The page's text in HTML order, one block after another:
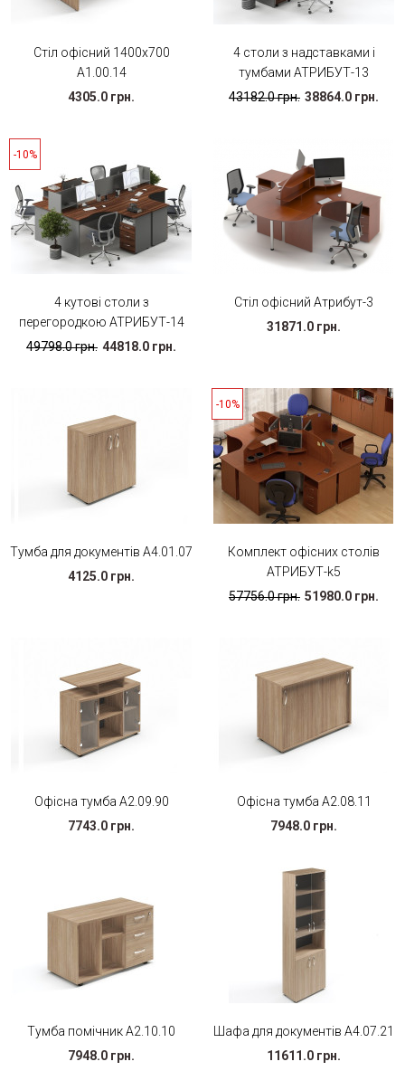
Стіл офісний 1400х700
А1.00.14
4305.0 грн.
4 столи з надставками і
тумбами АТРИБУТ-13
43182.0 грн. 38864.0 грн.
-10%
4 кутові столи з
перегородкою АТРИБУТ-14
49798.0 грн. 44818.0 грн.
Стіл офісний Атрибут-3
31871.0 грн.
Тумба для документів А4.01.07
4125.0 грн.
-10%
Комплект офісних столів
АТРИБУТ-k5
57756.0 грн. 51980.0 грн.
Офісна тумба A2.09.90
7743.0 грн.
Офісна тумба A2.08.11
7948.0 грн.
Тумба помічник A2.10.10
7948.0 грн.
Шафа для документів А4.07.21
11611.0 грн.